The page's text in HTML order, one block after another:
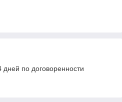
дней по договоренности